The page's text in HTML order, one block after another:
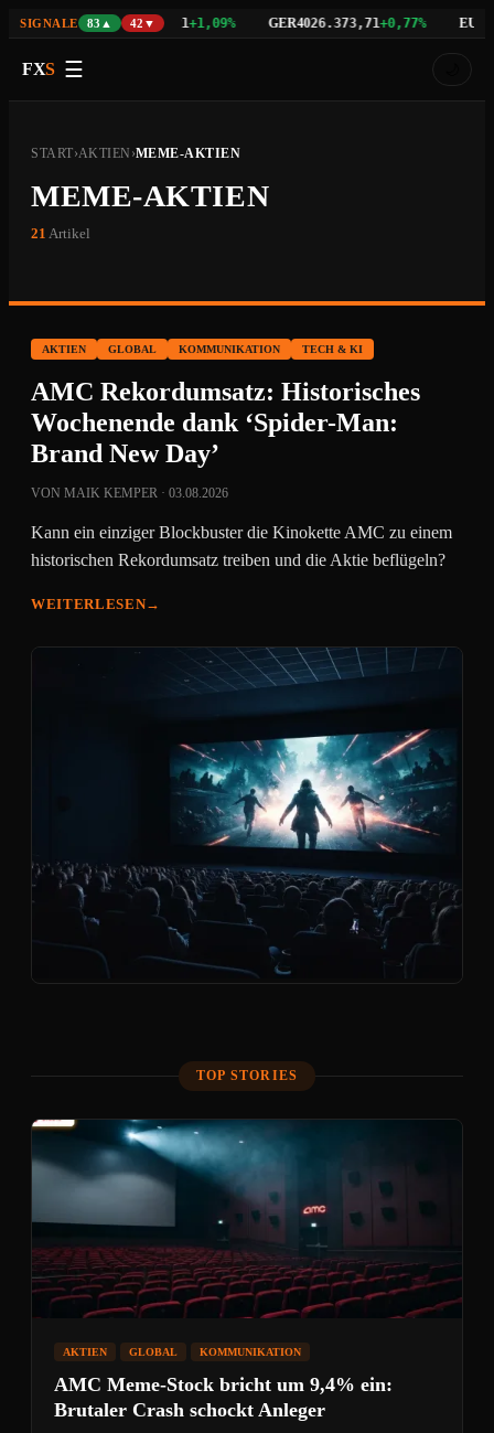
SIGNALE 83▲ 42▼
NAS100 29.742,21 +1,09% GER4026.373,71+0,77% EU50
FXS ☰
START›AKTIEN ›MEME-AKTIEN
MEME-AKTIEN
21 Artikel
AKTIEN GLOBAL KOMMUNIKATION TECH & KI
AMC Rekordumsatz: Historisches
Wochenende dank ‘Spider-Man:
Brand New Day’
VON MAIK KEMPER · 03.08.2026
Kann ein einziger Blockbuster die Kinokette AMC zu einem
historischen Rekordumsatz treiben und die Aktie beflügeln?
WEITERLESEN→
TOP STORIES
AKTIEN GLOBAL KOMMUNIKATION
AMC Meme-Stock bricht um 9,4% ein:
Brutaler Crash schockt Anleger